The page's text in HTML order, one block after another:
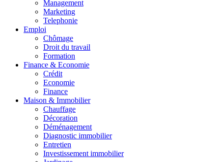
Management
Marketing
Telephonie
Emploi
Chômage
Droit du travail
Formation
Finance & Economie
Crédit
Economie
Finance
Maison & Immobilier
Chauffage
Décoration
Déménagement
Diagnostic immobilier
Entretien
Investissement immobilier